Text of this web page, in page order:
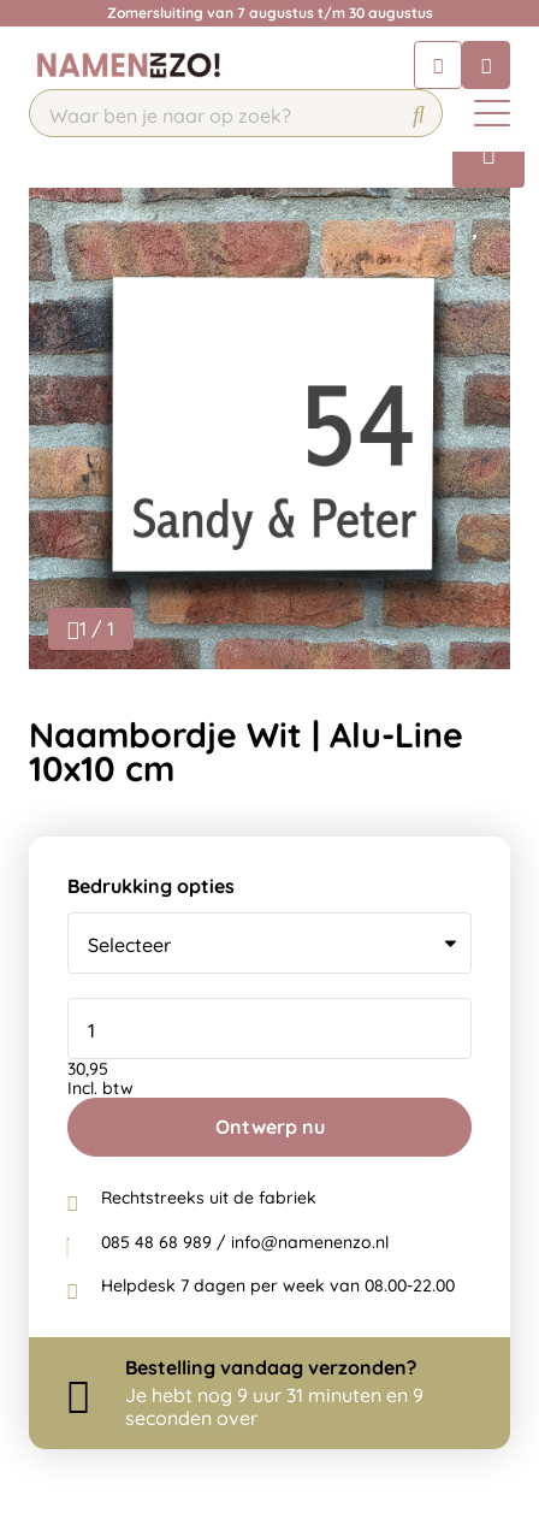
Zomersluiting van 7 augustus t/m 30 augustus
Chat 24/7 met onze chatbot voor
hulp
Contact
1 / 1
Naambordje Wit | Alu-Line
10x10 cm
Bedrukking opties
Ontwerp nu
30,95
Incl. btw
Rechtstreeks uit de fabriek
085 48 68 989 / info@namenenzo.nl
Helpdesk 7 dagen per week van 08.00-22.00
Bestelling vandaag verzonden?
Je hebt nog 9 uur 31 minuten en 8
seconden over